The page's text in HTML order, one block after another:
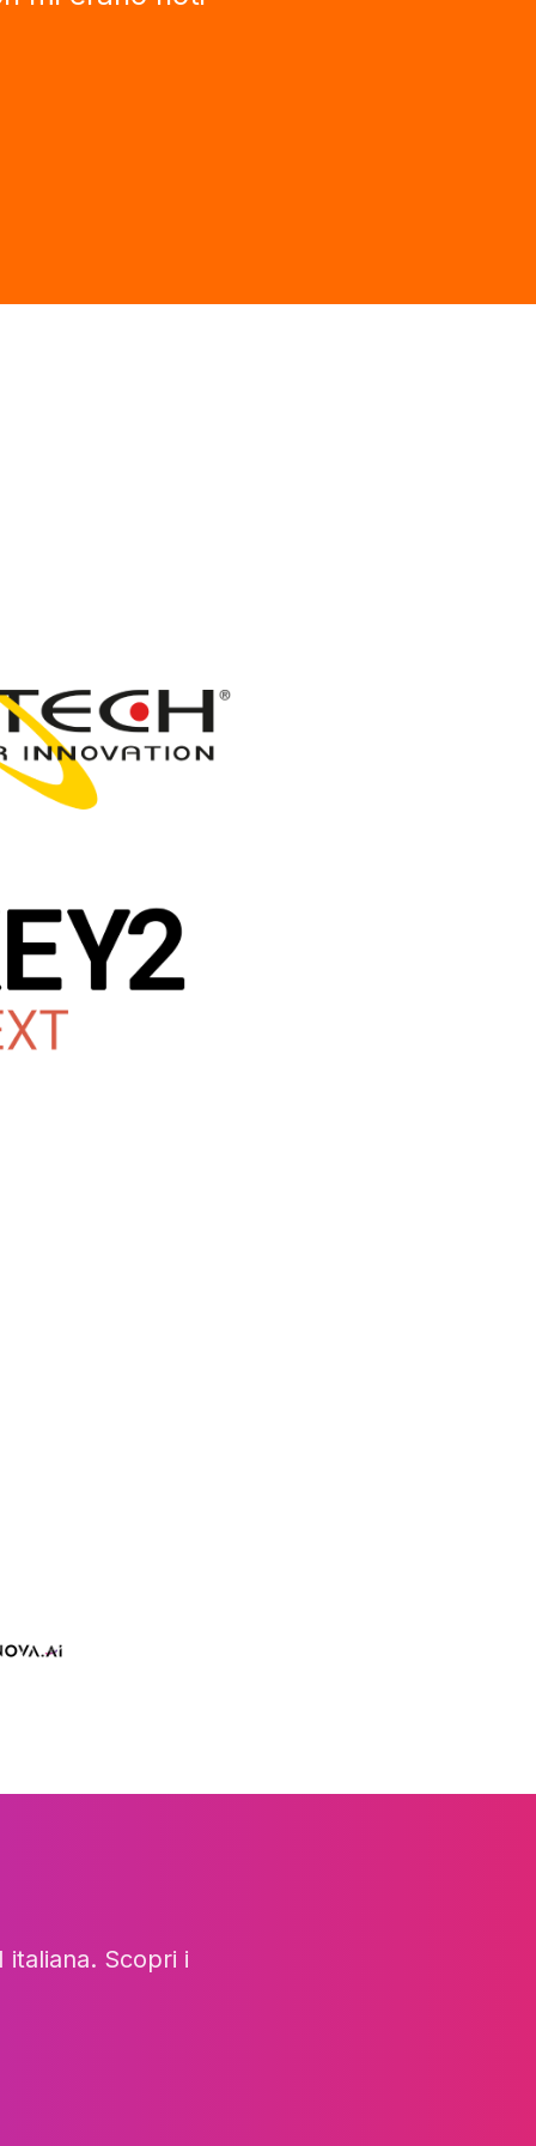
Scopri i